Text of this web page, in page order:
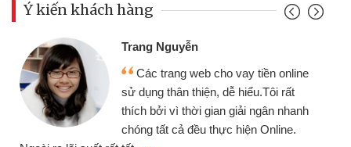
Ý kiến khách hàng
web cho vay tiền online
thiện, dễ hiểu.Tôi rất
gian giải ngân nhanh
thực hiện Online.
chiếc xe wave
cần gặp mặt nên